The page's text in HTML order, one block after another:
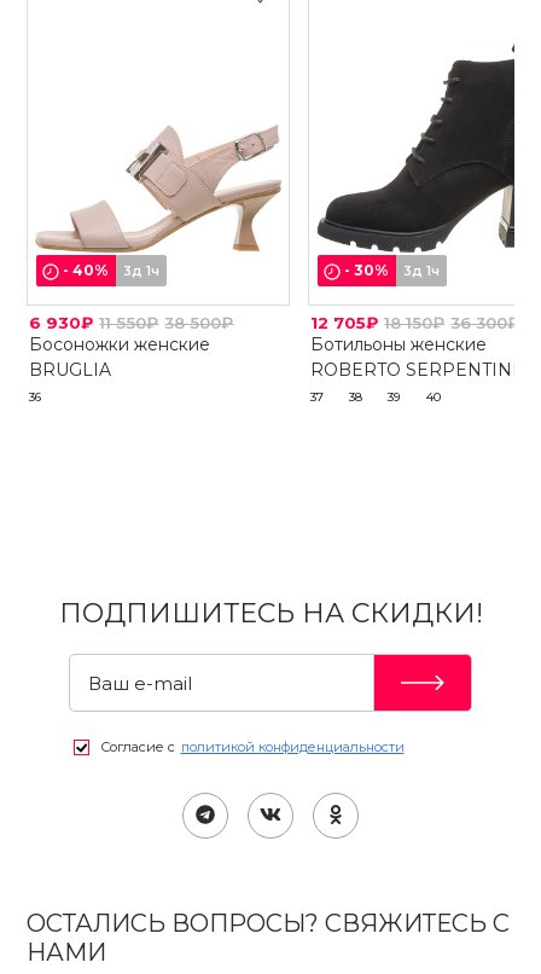
-40% 3д 1ч
6 930₽ 11 550₽ 38 500₽
Босоножки женские
BRUGLIA
36
-30% 3д 1ч
12 705₽ 18 150₽ 36 300₽
Ботильоны женские
ROBERTO SERPENTINI
37 38 39 40
ПОДПИШИТЕСЬ НА СКИДКИ!
Согласие с политикой конфиденциальности
ОСТАЛИСЬ ВОПРОСЫ? СВЯЖИТЕСЬ С
НАМИ